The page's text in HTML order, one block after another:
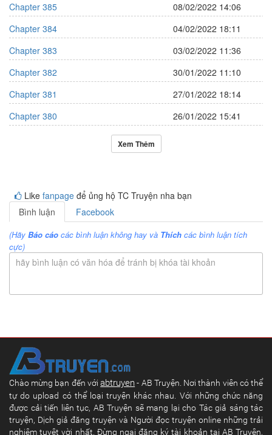
Chapter 385
08/02/2022 14:06
Chapter 384
04/02/2022 18:11
Chapter 383
03/02/2022 11:36
Chapter 382
30/01/2022 11:10
Chapter 381
27/01/2022 18:14
Chapter 380
26/01/2022 15:41
Xem Thêm
Like fanpage để ủng hộ TC Truyện nha bạn
Bình luận
Facebook
(Hãy Báo cáo các bình luận không hay và Thích các bình luận tích
cực)
hãy bình luận có văn hóa để tránh bị khóa tài khoản
Chào mừng bạn đến vớiabtruyen- AB Truyện. Nơi thành viên có thể
tự do upload có thể loại truyện khác nhau. Với những chức năng
được cải tiến liên tục, AB Truyện sẽ mang lại cho Tác giả sáng tác
truyện, Dịch giả đăng truyện và Người đọc truyện online những trải
nghiệm tuyệt vời nhất. Đừng ngại đăng ký tài khoản tại AB Truyện,